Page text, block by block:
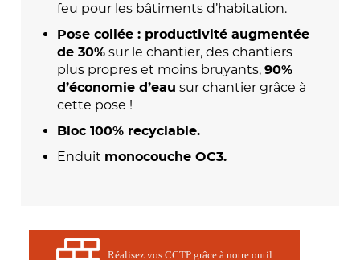
feu pour les bâtiments d’habitation.
Pose collée : productivité augmentée
de 30% sur le chantier, des chantiers
plus propres et moins bruyants,90%
d’économie d’eau sur chantier grâce à
cette pose !
Bloc 100% recyclable.
Enduit monocouche OC3.
Réalisez vos CCTP grâce à notre outil